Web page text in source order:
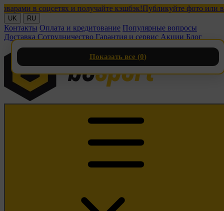
в соцсетях и получайте кэшбэк!Публикуйте фото или видео
UK RU
Контакты Оплата и кредитование Популярные вопросы
Доставка Сотрудничество Гарантия и сервис Акции Блог
Показать все (0)